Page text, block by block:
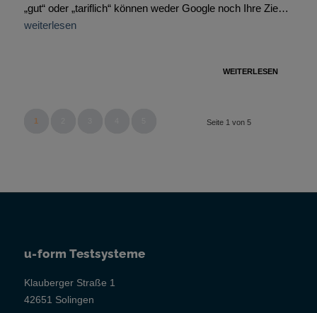
„gut“ oder „tariflich“ können weder Google noch Ihre Zie…
weiterlesen
WEITERLESEN
Seite 1 von 5
1
u-form Testsysteme
Klauberger Straße 1
42651 Solingen